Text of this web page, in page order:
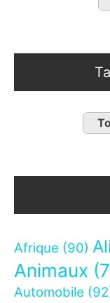
Afrique (90)
Animaux
Automobile